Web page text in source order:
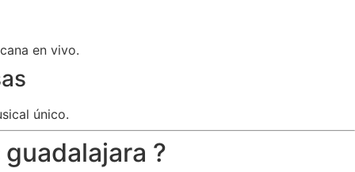
en vivo.
único.
?